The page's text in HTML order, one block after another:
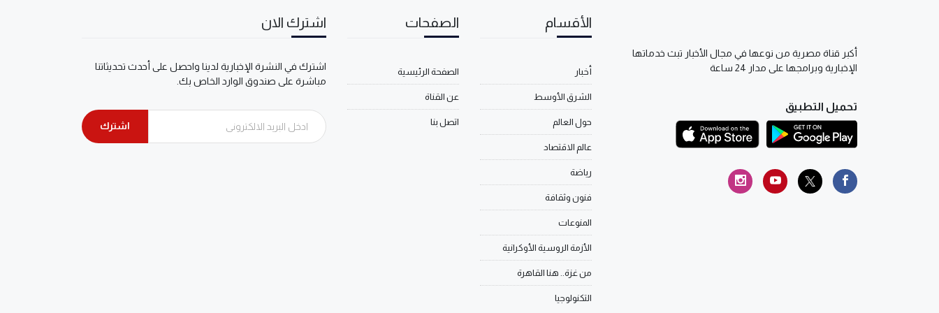
أكبر قناة مصرية من نوعها في مجال الأخبار تبث خدماتها
الإخبارية وبرامجها على مدار 24 ساعة
تحميل التطبيق
الأقسام
أخبار
الشرق الأوسط
حول العالم
عالم الاقتصاد
رياضة
فنون وثقافة
المنوعات
الأزمة الروسية الأوكرانية
من غزة.. هنا القاهرة
التكنولوجيا
الصفحات
الصفحة الرئيسية
عن القناة
اتصل بنا
اشترك الان
اشترك في النشرة الإخبارية لدينا واحصل على أحدث تحديثاتنا
مباشرة على صندوق الوارد الخاص بك.
اشترك